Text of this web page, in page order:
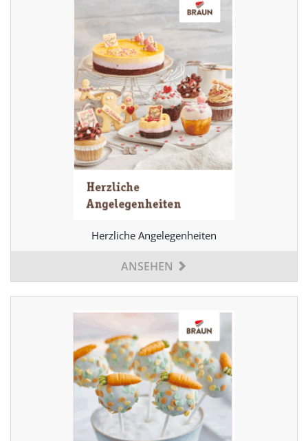
Herzliche Angelegenheiten
ANSEHEN